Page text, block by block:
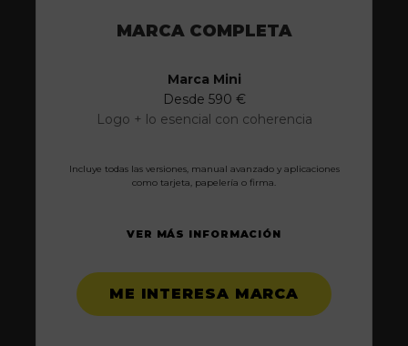
MARCA COMPLETA
Marca Mini
Desde 590 €
Logo + lo esencial con coherencia
Incluye todas las versiones, manual avanzado y aplicaciones
como tarjeta, papelería o firma.
VER MÁS INFORMACIÓN
ME INTERESA MARCA